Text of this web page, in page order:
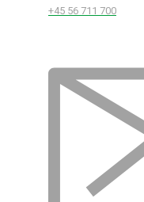
+45 56 711 700